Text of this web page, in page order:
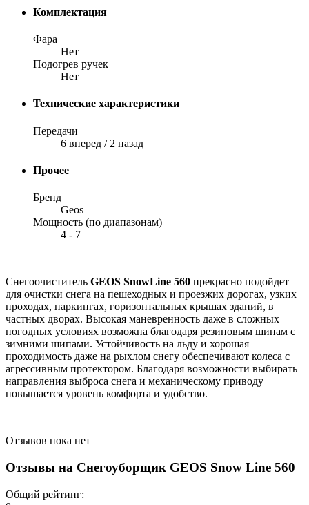
Комплектация
Фара
Нет
Подогрев ручек
Нет
Технические характеристики
Передачи
6 вперед / 2 назад
Прочее
Бренд
Geos
Мощность (по диапазонам)
4 - 7
Снегоочиститель GEOS SnowLine 560 прекрасно подойдет
для очистки снега на пешеходных и проезжих дорогах, узких
проходах, паркингах, горизонтальных крышах зданий, в
частных дворах. Высокая маневренность даже в сложных
погодных условиях возможна благодаря резиновым шинам с
зимними шипами. Устойчивость на льду и хорошая
проходимость даже на рыхлом снегу обеспечивают колеса с
агрессивным протектором. Благодаря возможности выбирать
направления выброса снега и механическому приводу
повышается уровень комфорта и удобство.
Отзывов пока нет
Отзывы на Снегоуборщик GEOS Snow Line 560
Общий рейтинг: